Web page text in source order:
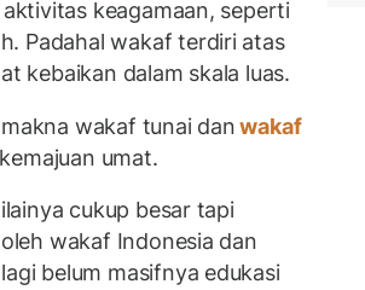
keagamaan, seperti
Padahal wakaf terdiri atas
kebaikan dalam skala luas.
wakaf tunai danwakaf
umat.
cukup besar tapi
wakaf Indonesia dan
belum masifnya edukasi